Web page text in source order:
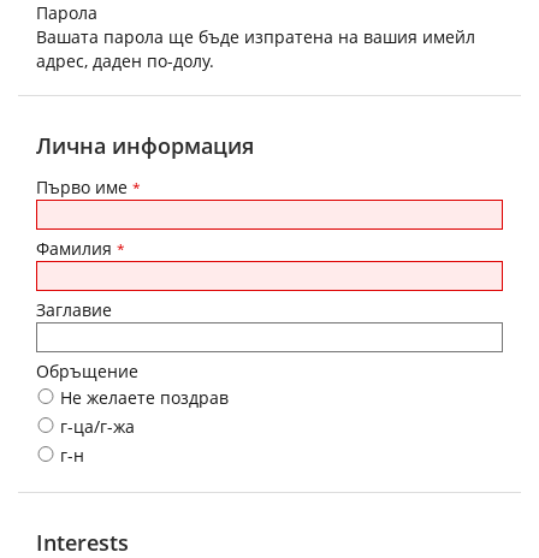
Парола
Вашата парола ще бъде изпратена на вашия имейл
адрес, даден по-долу.
Лична информация
Първо име *
Фамилия *
Заглавие
Обръщение
Не желаете поздрав
г-ца/г-жа
г-н
Interests